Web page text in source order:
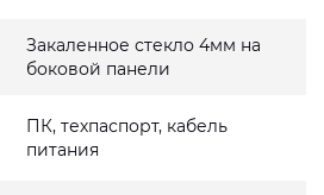
Закаленное стекло 4мм на
боковой панели
ПК, техпаспорт, кабель
питания